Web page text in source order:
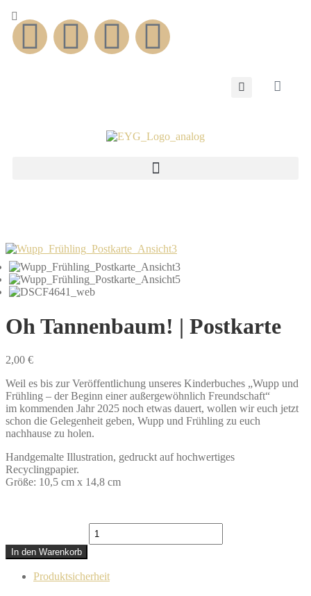
Oh Tannenbaum! | Postkarte
2,00 €
Weil es bis zur Veröffentlichung unseres Kinderbuches „Wupp und
Frühling – der Beginn einer außergewöhnlich Freundschaft“
im kommenden Jahr 2025 noch etwas dauert, wollen wir euch jetzt
schon die Gelegenheit geben, Wupp und Frühling zu euch
nachhause zu holen.
Handgemalte Illustration, gedruckt auf hochwertiges
Recyclingpapier.
Größe: 10,5 cm x 14,8 cm
In den Warenkorb
Produktsicherheit